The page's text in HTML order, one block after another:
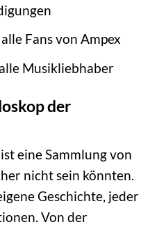
Fans von Ampex
Musikliebhaber
der
eine Sammlung von
nicht sein könnten.
Geschichte, jeder
Von der